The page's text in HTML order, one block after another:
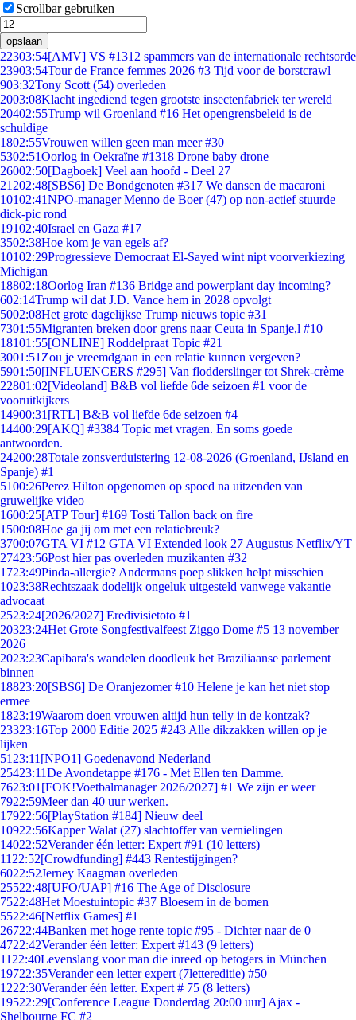
Scrollbar gebruiken
opslaan
22303:54[AMV] VS #1312 spammers van de internationale rechtsorde
23903:54Tour de France femmes 2026 #3 Tijd voor de borstcrawl
903:32Tony Scott (54) overleden
2003:08Klacht ingediend tegen grootste insectenfabriek ter wereld
20402:55Trump wil Groenland #16 Het opengrensbeleid is de
schuldige
1802:55Vrouwen willen geen man meer #30
5302:51Oorlog in Oekraïne #1318 Drone baby drone
26002:50[Dagboek] Veel aan hoofd - Deel 27
21202:48[SBS6] De Bondgenoten #317 We dansen de macaroni
10102:41NPO-manager Menno de Boer (47) op non-actief stuurde
dick-pic rond
19102:40Israel en Gaza #17
3502:38Hoe kom je van egels af?
10102:29Progressieve Democraat El-Sayed wint nipt voorverkiezing
Michigan
18802:18Oorlog Iran #136 Bridge and powerplant day incoming?
602:14Trump wil dat J.D. Vance hem in 2028 opvolgt
5002:08Het grote dagelijkse Trump nieuws topic #31
7301:55Migranten breken door grens naar Ceuta in Spanje,l #10
18101:55[ONLINE] Roddelpraat Topic #21
3001:51 Zou je vreemdgaan in een relatie kunnen vergeven?
5901:50[INFLUENCERS #295] Van flodderslinger tot Shrek-crème
22801:02[Videoland] B&B vol liefde 6de seizoen #1 voor de
vooruitkijkers
14900:31 [RTL] B&B vol liefde 6de seizoen #4
14400:29[AKQ] #3384 Topic met vragen. En soms goede
antwoorden.
24200:28Totale zonsverduistering 12-08-2026 (Groenland, IJsland en
Spanje) #1
5100:26Perez Hilton opgenomen op spoed na uitzenden van
gruwelijke video
1600:25[ATP Tour] #169 Tosti Tallon back on fire
1500:08Hoe ga jij om met een relatiebreuk?
3700:07GTA VI #12 GTA VI Extended look 27 Augustus Netflix/YT
27423:56Post hier pas overleden muzikanten #32
1723:49Pinda-allergie? Andermans poep slikken helpt misschien
1023:38Rechtszaak dodelijk ongeluk uitgesteld vanwege vakantie
advocaat
2523:24[2026/2027] Eredivisietoto #1
20323:24Het Grote Songfestivalfeest Ziggo Dome #5 13 november
2026
2023:23Capibara's wandelen doodleuk het Braziliaanse parlement
binnen
18823:20[SBS6] De Oranjezomer #10 Helene je kan het niet stop
ermee
1823:19Waarom doen vrouwen altijd hun telly in de kontzak?
23323:16Top 2000 Editie 2025 #243 Alle dikzakken willen op je
lijken
51 23:11 [NPO1] Goedenavond Nederland
25423:11De Avondetappe #176 - Met Ellen ten Damme.
7623:01 [FOK!Voetbalmanager 2026/2027] #1 We zijn er weer
7922:59Meer dan 40 uur werken.
17922:56[PlayStation #184] Nieuw deel
10922:56Kapper Walat (27) slachtoffer van vernielingen
14022:52Verander één letter: Expert #91 (10 letters)
11 22:52[Crowdfunding] #443 Rentestijgingen?
6022:52Jerney Kaagman overleden
25522:48[UFO/UAP] #16 The Age of Disclosure
7522:48Het Moestuintopic #37 Bloesem in de bomen
5522:46[Netflix Games] #1
26722:44Banken met hoge rente topic #95 - Dichter naar de 0
4722:42Verander één letter: Expert #143 (9 letters)
11 22:40Levenslang voor man die inreed op betogers in München
19722:35Verander een letter expert (7lettereditie) #50
1222:30Verander één letter. Expert # 75 (8 letters)
19522:29[Conference League Donderdag 20:00 uur] Ajax -
Shelbourne FC #2